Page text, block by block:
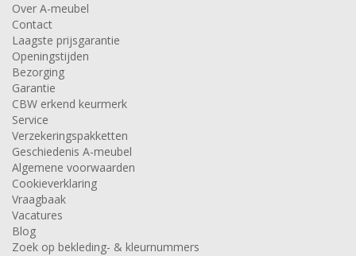
Over A-meubel
Contact
Laagste prijsgarantie
Openingstijden
Bezorging
Garantie
CBW erkend keurmerk
Service
Verzekeringspakketten
Geschiedenis A-meubel
Algemene voorwaarden
Cookieverklaring
Vraagbaak
Vacatures
Blog
Zoek op bekleding- & kleurnummers